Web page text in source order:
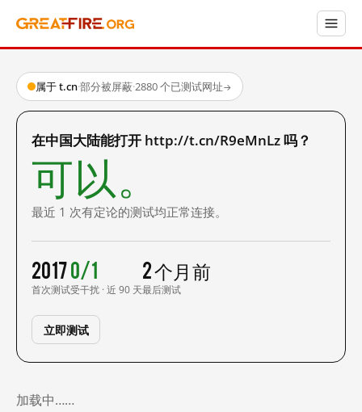
属于 t.cn·部分被屏蔽·2880 个已测试网址→
在中国大陆能打开 http://t.cn/R9eMnLz 吗？
可以。
最近 1 次有定论的测试均正常连接。
2017
首次测试
0/1
受干扰 · 近 90 天
2 个月前
最后测试
立即测试
加载中……